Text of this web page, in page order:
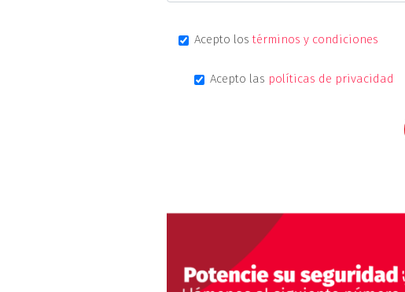
Acepto lostérminos y condiciones
Acepto las políticas de privacidad